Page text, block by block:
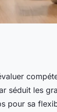
séduit les
pour sa